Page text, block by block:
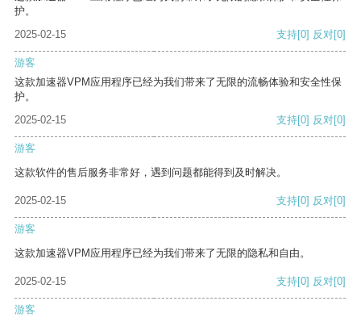
护。
2025-02-15
支持[0] 反对[0]
游客
这款加速器VPM应用程序已经为我们带来了无限的流畅体验和安全性保
护。
2025-02-15
支持[0] 反对[0]
游客
这款软件的售后服务非常好，遇到问题都能得到及时解决。
2025-02-15 支持[0] 反对[0]
游客
这款加速器VPM应用程序已经为我们带来了无限的隐私和自由。
2025-02-15 支持[0] 反对[0]
游客